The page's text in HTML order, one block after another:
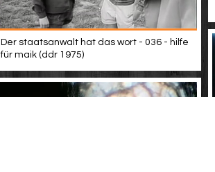
Der staatsanwalt hat das wort - 036 - hilfe
für maik (ddr 1975)